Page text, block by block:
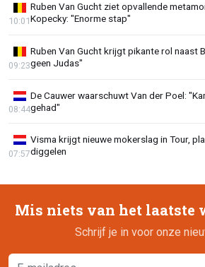
Ruben Van Gucht ziet opvallende
Kopecky: "Enorme stap"
10:01
Ruben Van Gucht krijgt pikante rol naast
geen Judas"
09:23
De Cauwer waarschuwt Van der Poel:
gehad"
08:44
Visma krijgt nieuwe mokerslag in Tour,
diggelen
07:57
Mis niets van het laatste
Schrijf je in voor onze